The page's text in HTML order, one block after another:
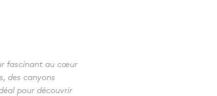
fascinant au cœur
des canyons
pour découvrir